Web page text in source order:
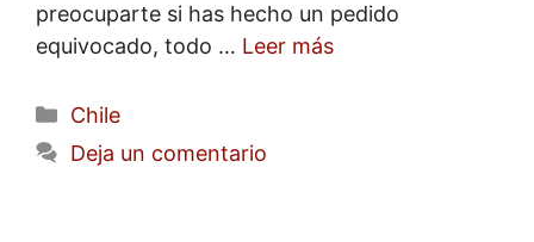
preocuparte si has hecho un pedido
equivocado, todo … Leer más
Categorías
Chile
Deja un comentario